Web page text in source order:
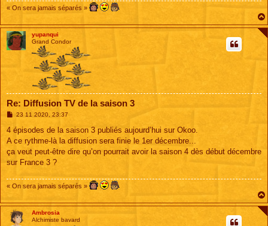
« On sera jamais séparés »
yupanqui
Grand Condor
Re: Diffusion TV de la saison 3
M
s
a
g
23 11 2020, 23:37
4 épisodes de la saison 3 publiés aujourd’hui sur Okoo.
A ce rythme-là la diffusion sera finie le 1er décembre...
ça veut peut-être dire qu’on pourrait avoir la saison 4 dès début décembre
sur France 3 ?
« On sera jamais séparés »
Ambrosia
Alchimiste bavard